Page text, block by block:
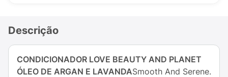
Descrição
CONDICIONADOR LOVE BEAUTY AND PLANET
ÓLEO DE ARGAN E LAVANDASmooth And Serene.